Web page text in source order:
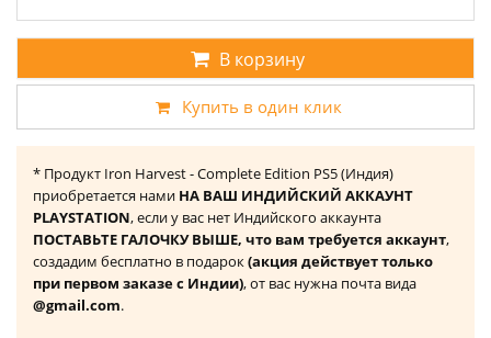
В корзину
Купить в один клик
* Продукт Iron Harvest - Complete Edition PS5 (Индия)
приобретается нами НА ВАШ ИНДИЙСКИЙ АККАУНТ
PLAYSTATION, если у вас нет Индийского аккаунта
ПОСТАВЬТЕ ГАЛОЧКУ ВЫШЕ, что вам требуется аккаунт,
создадим бесплатно в подарок(акция действует только
при первом заказе с Индии), от вас нужна почта вида
@gmail.com.